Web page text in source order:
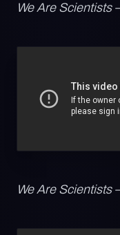
We Are Scientists
We Are Scientists